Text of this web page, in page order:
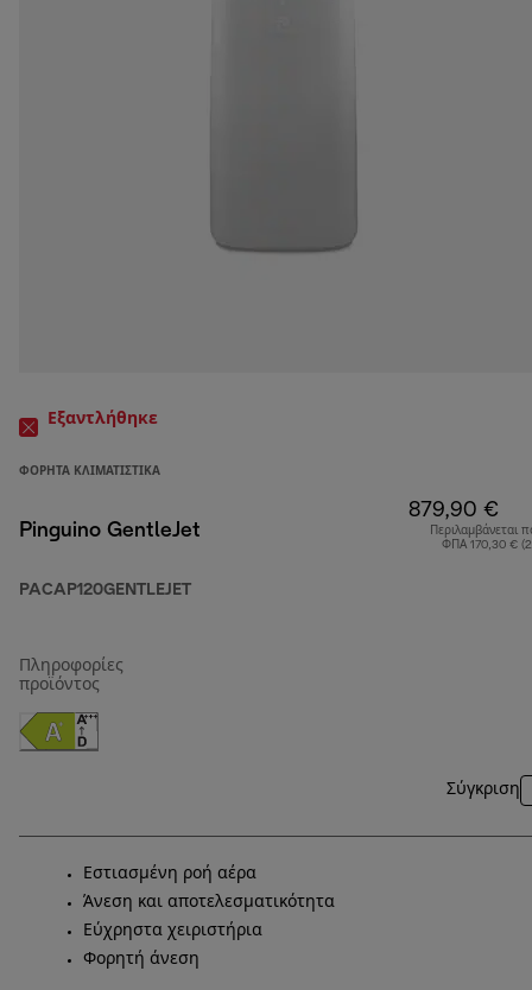
Εξαντλήθηκε
ΦΟΡΗΤΆ ΚΛΙΜΑΤΙΣΤΙΚΆ
Pinguino GentleJet
PACAP120GENTLEJET
879,90 €
Περιλαμβάνεται
ΦΠΑ 170,30 €
Πληροφορίες
προϊόντος
Σύγκριση
Εστιασμένη ροή αέρα
Άνεση και αποτελεσματικότητα
Εύχρηστα χειριστήρια
Φορητή άνεση